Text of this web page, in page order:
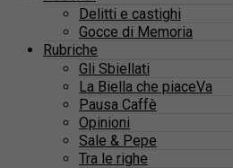
Delitti e castighi
Gocce di Memoria
Rubriche
Gli Sbiellati
La Biella che piaceVa
Pausa Caffè
Opinioni
Sale & Pepe
Tra le righe